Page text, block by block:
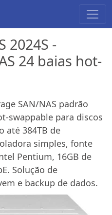
2024S -
24 baias hot-
SAN/NAS padrão
swappable para discos
até 384TB de
simples, fonte
Pentium, 16GB de
Solução de
e backup de dados.